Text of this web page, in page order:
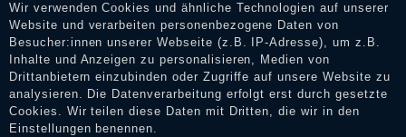
Erhalt einer Benachrichtigungs-E-Mail können Händler die
Bewertungen verifizieren und über die erfolgte Verifizierung im
Shop informieren.
Impressum
Wir verwenden Cookies und ähnliche Technologien auf unserer
Website und verarbeiten personenbezogene Daten von
Besucher:innen unserer Webseite (z.B. IP-Adresse), um z.B.
Inhalte und Anzeigen zu personalisieren, Medien von
Drittanbietern einzubinden oder Zugriffe auf unsere Website zu
analysieren. Die Datenverarbeitung erfolgt erst durch gesetzte
Cookies. Wir teilen diese Daten mit Dritten, die wir in den
Einstellungen benennen.